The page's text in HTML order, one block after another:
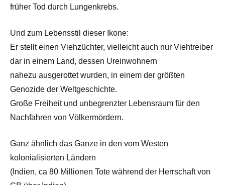
früher Tod durch Lungenkrebs.
Und zum Lebensstil dieser Ikone:
Er stellt einen Viehzüchter, vielleicht auch nur Viehtreiber
dar in einem Land, dessen Ureinwohnern
nahezu ausgerottet wurden, in einem der größten
Genozide der Weltgeschichte.
Große Freiheit und unbegrenzter Lebensraum für den
Nachfahren von Völkermördern.
Ganz ähnlich das Ganze in den vom Westen
kolonialisierten Ländern
(Indien, ca 80 Millionen Tote während der Herrschaft von